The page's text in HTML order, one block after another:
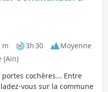
orné de petits écussons
armes de la Passion. Le
cylindriques et très
peut voir encore des
et loquets spécifiques,
du Val de Saône.
m 3h 30
Moyenne
(Ain)
cochères... Entre
vous sur la commune